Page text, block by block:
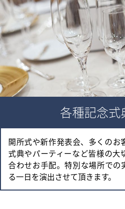
各種記念式
開所式や新作発表会、多くのお
式典やパーティーなど皆様の大
合わせお手配。特別な場所での
る一日を演出させて頂きます。